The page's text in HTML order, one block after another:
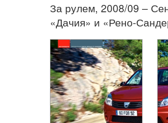
За рулем, 2008/09 –
«Дачия» и «Рено-